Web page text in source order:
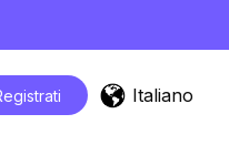
Italiano